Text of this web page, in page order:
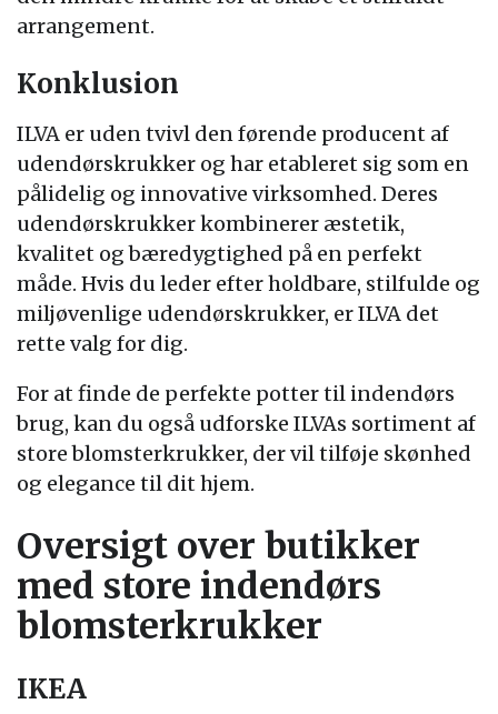
arrangement.
Konklusion
ILVA er uden tvivl den førende producent af
udendørskrukker og har etableret sig som en
pålidelig og innovative virksomhed. Deres
udendørskrukker kombinerer æstetik,
kvalitet og bæredygtighed på en perfekt
måde. Hvis du leder efter holdbare, stilfulde og
miljøvenlige udendørskrukker, er ILVA det
rette valg for dig.
For at finde de perfekte potter til indendørs
brug, kan du også udforske ILVAs sortiment af
store blomsterkrukker, der vil tilføje skønhed
og elegance til dit hjem.
Oversigt over butikker
med store indendørs
blomsterkrukker
IKEA